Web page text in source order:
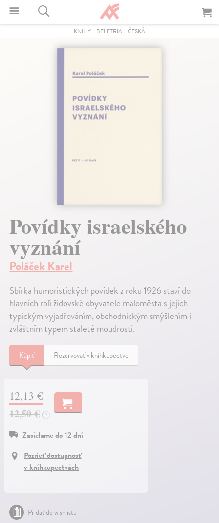
KNIHY - BELETRIA - ČESKÁ
Povídky israelského
vyznání
Poláček Karel
Sbírka humoristických povídek z roku 1926 staví do
hlavních rolí židovské obyvatele maloměsta s jejich
typickým vyjadřováním, obchodnickým smýšlením i
zvláštním typem staleté moudrosti.
Kúpiť Rezervovať v kníhkupectve
12,13 €
12,50 €
?
Zasielame do 12 dní
Pozrieť dostupnosť
v kníhkupectvách
Pridať do wishlistu